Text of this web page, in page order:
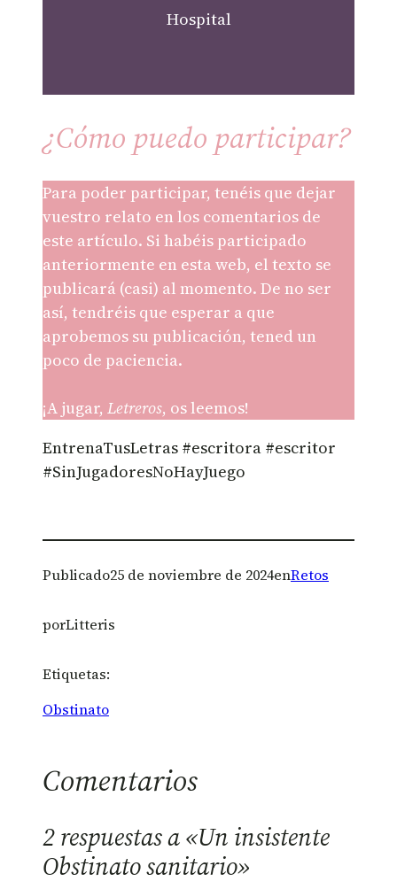
Hospital
¿Cómo puedo participar?
Para poder participar, tenéis que dejar
vuestro relato en los comentarios de
este artículo. Si habéis participado
anteriormente en esta web, el texto se
publicará (casi) al momento. De no ser
así, tendréis que esperar a que
aprobemos su publicación, tened un
poco de paciencia.
¡A jugar, Letreros, os leemos!
EntrenaTusLetras #escritora #escritor
#SinJugadoresNoHayJuego
Publicado25 de noviembre de 2024enRetos
porLitteris
Etiquetas:
Obstinato
Comentarios
2 respuestas a «Un insistente
Obstinato sanitario»